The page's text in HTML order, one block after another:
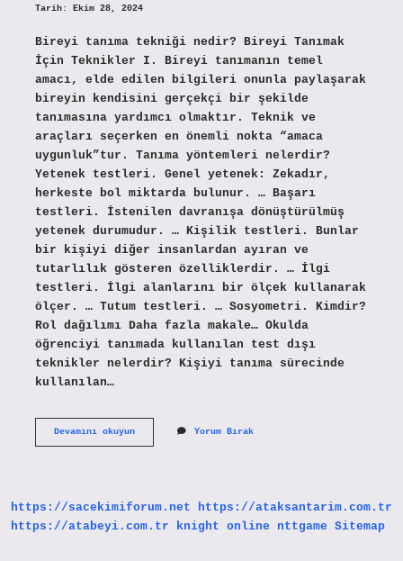
Tarih: Ekim 28, 2024
Bireyi tanıma tekniği nedir? Bireyi Tanımak
İçin Teknikler I. Bireyi tanımanın temel
amacı, elde edilen bilgileri onunla paylaşarak
bireyin kendisini gerçekçi bir şekilde
tanımasına yardımcı olmaktır. Teknik ve
araçları seçerken en önemli nokta “amaca
uygunluk”tur. Tanıma yöntemleri nelerdir?
Yetenek testleri. Genel yetenek: Zekadır,
herkeste bol miktarda bulunur. … Başarı
testleri. İstenilen davranışa dönüştürülmüş
yetenek durumudur. … Kişilik testleri. Bunlar
bir kişiyi diğer insanlardan ayıran ve
tutarlılık gösteren özelliklerdir. … İlgi
testleri. İlgi alanlarını bir ölçek kullanarak
ölçer. … Tutum testleri. … Sosyometri. Kimdir?
Rol dağılımı Daha fazla makale… Okulda
öğrenciyi tanımada kullanılan test dışı
teknikler nelerdir? Kişiyi tanıma sürecinde
kullanılan…
Devamını okuyunBireyi
Yorum Bırak
https://sacekimiforum.net
https://ataksantarim.com.tr
https://atabeyi.com.tr
knight online nttgame Sitemap